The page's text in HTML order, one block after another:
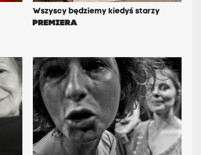
Wszyscy będziemy kiedyś starzy
PREMIERA